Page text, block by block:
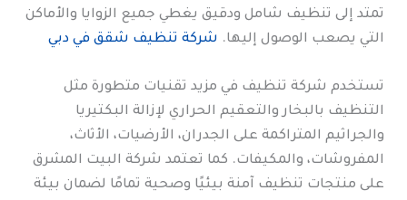
تمتد إلى تنظيف شامل ودقيق يغطي جميع الزوايا والأماكن
التي يصعب الوصول إليها. شركة تنظيف شقق في دبي
تستخدم شركة تنظيف في مزيد تقنيات متطورة مثل
التنظيف بالبخار والتعقيم الحراري لإزالة البكتيريا
والجراثيم المتراكمة على الجدران، الأرضيات، الأثاث،
المفروشات، والمكيفات. كما تعتمد شركة البيت المشرق
على منتجات تنظيف آمنة بيئيًا وصحية تمامًا لضمان بيئة